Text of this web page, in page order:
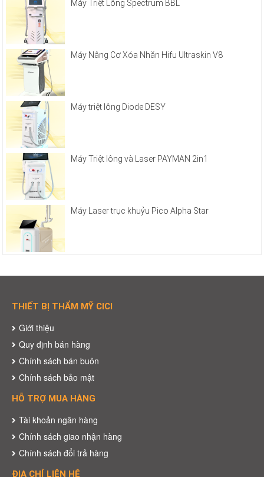
Máy Triệt Lông Spectrum BBL
Máy Nâng Cơ Xóa Nhăn Hifu Ultraskin V8
Máy triệt lông Diode DESY
Máy Triệt lông và Laser PAYMAN 2in1
Máy Laser trục khuỷu Pico Alpha Star
THIẾT BỊ THẨM MỸ CICI
Giới thiệu
Quy định bán hàng
Chính sách bán buôn
Chính sách bảo mật
HỖ TRỢ MUA HÀNG
Tài khoản ngân hàng
Chính sách giao nhận hàng
Chính sách đổi trả hàng
ĐỊA CHỈ LIÊN HỆ